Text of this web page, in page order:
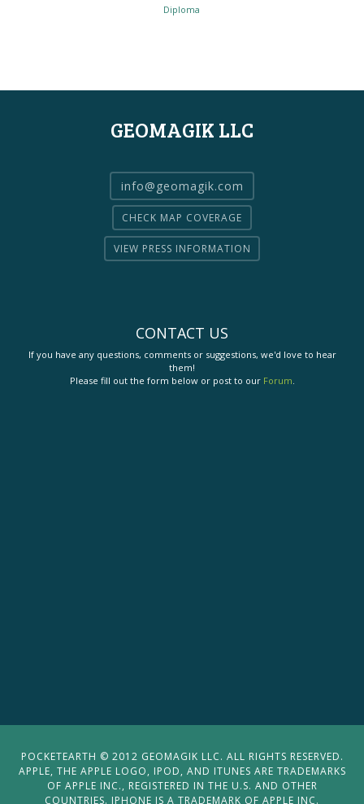
Diploma
GEOMAGIK LLC
info@geomagik.com
CHECK MAP COVERAGE
VIEW PRESS INFORMATION
CONTACT US
If you have any questions, comments or suggestions, we'd love to hear
them!
Please fill out the form below or post to our Forum
POCKETEARTH © 2012 GEOMAGIK LLC. ALL RIGHTS RESERVED.
APPLE, THE APPLE LOGO, IPOD, AND ITUNES ARE TRADEMARKS
OF APPLE INC., REGISTERED IN THE U.S. AND OTHER
COUNTRIES. IPHONE IS A TRADEMARK OF APPLE INC.